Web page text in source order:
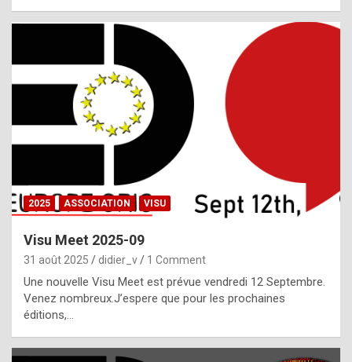
i
l
,
g
h
t
f
2025 ASSOCIATION VISU
Visu Meet 2025-09
31 août 2025 didier_v 1 Comment
Une nouvelle Visu Meet est prévue vendredi 12 Septembre.
Venez nombreux.J’espere que pour les prochaines
éditions,…